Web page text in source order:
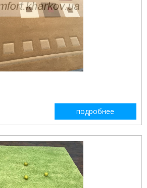
подробнее